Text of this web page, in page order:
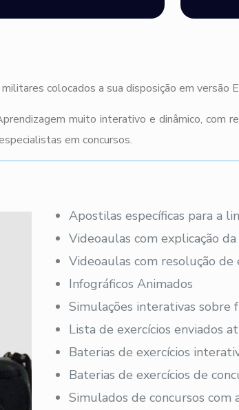
colocados a sua disposição em versão
muito interativo e dinâmico, com
em concursos.
Apostilas específicas para a
Videoaulas com explicação
Videoaulas com resolução de
Infográficos Animados
Simulações interativas sobre
Lista de exercícios enviados
Baterias de exercícios
Baterias de exercícios de
Simulados de concursos com